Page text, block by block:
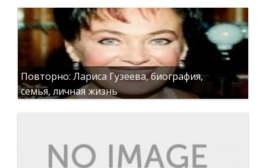
Повторно: Лариса Гузеева, биография,
семья, личная жизнь